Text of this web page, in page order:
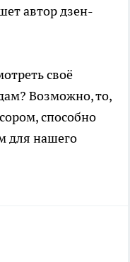
автор дзен-
своё
Возможно, то,
способно
для нашего